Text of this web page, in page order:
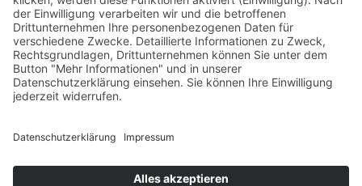
info@friondo.de
Whatsapp
Mo - Fr von 8 - 17 Uhr
SCHREIBEN SIE UNS